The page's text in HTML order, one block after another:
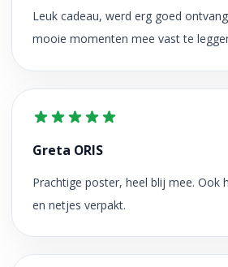
Leuk cadeau, werd erg goed
mooie momenten mee vast te
Greta ORIS
Prachtige poster, heel blij mee. Ook
en netjes verpakt.